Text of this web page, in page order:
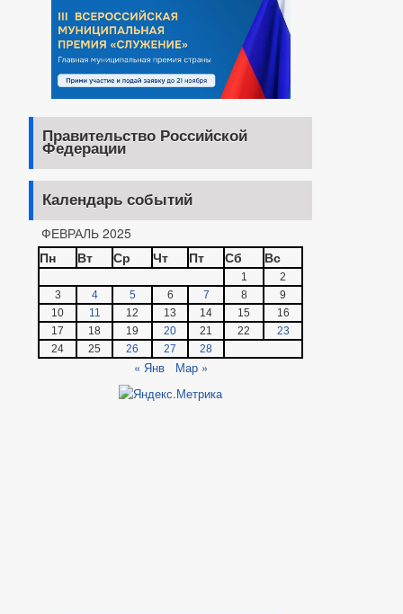
Правительство Российской
Федерации
Календарь событий
ФЕВРАЛЬ 2025
Пн
Вт Ср Чт Пт Сб Вс
1
2
3
4 5 6 7 8
9
10
11 12 13 14 15
16
17
18 19 20 21 22
23
24
25 26 27 28
« Янв Мар »